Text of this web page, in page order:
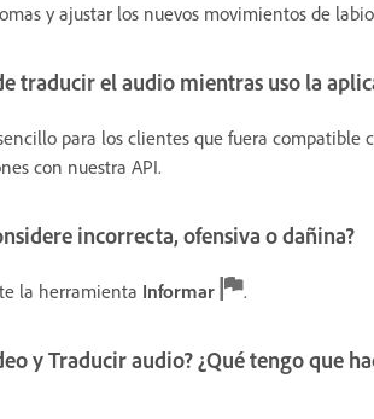
y ajustar los nuevos movimientos de
traducir el audio mientras uso la
para los clientes que fuera compatible
con nuestra API.
incorrecta, ofensiva o dañina?
la herramienta Informar .
y Traducir audio? ¿Qué tengo que